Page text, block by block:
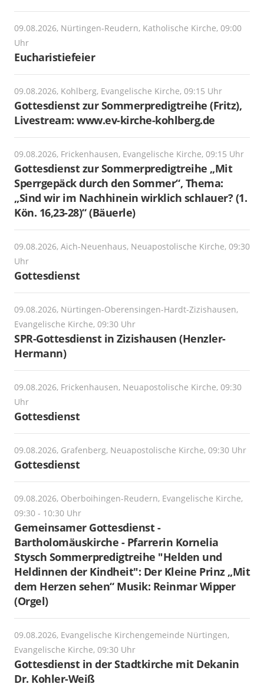
09.08.2026, Nürtingen-Reudern, Katholische Kirche, 09:00
Uhr
Eucharistiefeier
09.08.2026, Kohlberg, Evangelische Kirche, 09:15 Uhr
Gottesdienst zur Sommerpredigtreihe (Fritz),
Livestream: www.ev-kirche-kohlberg.de
09.08.2026, Frickenhausen, Evangelische Kirche, 09:15 Uhr
Gottesdienst zur Sommerpredigtreihe „Mit
Sperrgepäck durch den Sommer“, Thema:
„Sind wir im Nachhinein wirklich schlauer? (1.
Kön. 16,23-28)“ (Bäuerle)
09.08.2026, Aich-Neuenhaus, Neuapostolische Kirche, 09:30
Uhr
Gottesdienst
09.08.2026, Nürtingen-Oberensingen-Hardt-Zizishausen,
Evangelische Kirche, 09:30 Uhr
SPR-Gottesdienst in Zizishausen (Henzler-
Hermann)
09.08.2026, Frickenhausen, Neuapostolische Kirche, 09:30
Uhr
Gottesdienst
09.08.2026, Grafenberg, Neuapostolische Kirche, 09:30 Uhr
Gottesdienst
09.08.2026, Oberboihingen-Reudern, Evangelische Kirche,
09:30 - 10:30 Uhr
Gemeinsamer Gottesdienst -
Bartholomäuskirche - Pfarrerin Kornelia
Stysch Sommerpredigtreihe "Helden und
Heldinnen der Kindheit": Der Kleine Prinz „Mit
dem Herzen sehen“ Musik: Reinmar Wipper
(Orgel)
09.08.2026, Evangelische Kirchengemeinde Nürtingen,
Evangelische Kirche, 09:30 Uhr
Gottesdienst in der Stadtkirche mit Dekanin
Dr. Kohler-Weiß